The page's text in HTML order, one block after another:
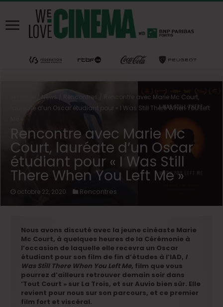
News Rencontres
Rencontre avec Marie Mc Court,
lauréate d’un Oscar étudiant pour « I Was Still There When You Left
Rencontre avec Marie Mc
Court, lauréate d’un Oscar
étudiant pour « I Was Still
There When You Left Me »
octobre 22, 2020 Rencontres
Nous avons discuté avec la jeune cinéaste Marie
Mc Court, à quelques heures de la Cérémonie à
l’occasion de laquelle elle recevra un Oscar
étudiant pour son film de fin d’études à l’IAD, I
Was Still There When You Left Me, film que vous
pourrez d’ailleurs retrouver demain soir dans
‘Tout Court » sur La Trois, et sur Auvio bien sûr. Elle
revient pour nous sur son parcours, et ce premier
film fort et viscéral.